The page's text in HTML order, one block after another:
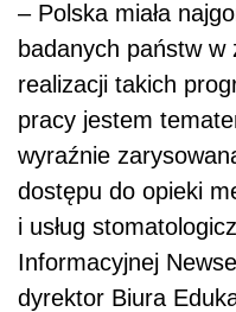
– Polska miała
badanych państw
realizacji takich
pracy jestem
wyraźnie
dostępu do opieki
i usług
Informacyjnej
dyrektor Biura